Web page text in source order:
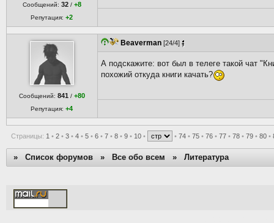
Сообщений: 32 / +8
Репутация:+2
Сообщений: 841 / +80
Репутация:+4
Beaverman [24/4]
А подскажите: вот был в телеге такой чат
похожий откуда книги качать?
Страницы: 1 • 2 • 3 • 4 • 5 • 6 • 7 • 8 • 9 • 10 • • 74 • 75 • 76 • 77 • 78 • 79 • 80 •
» Список форумов » Все обо всем » Литература